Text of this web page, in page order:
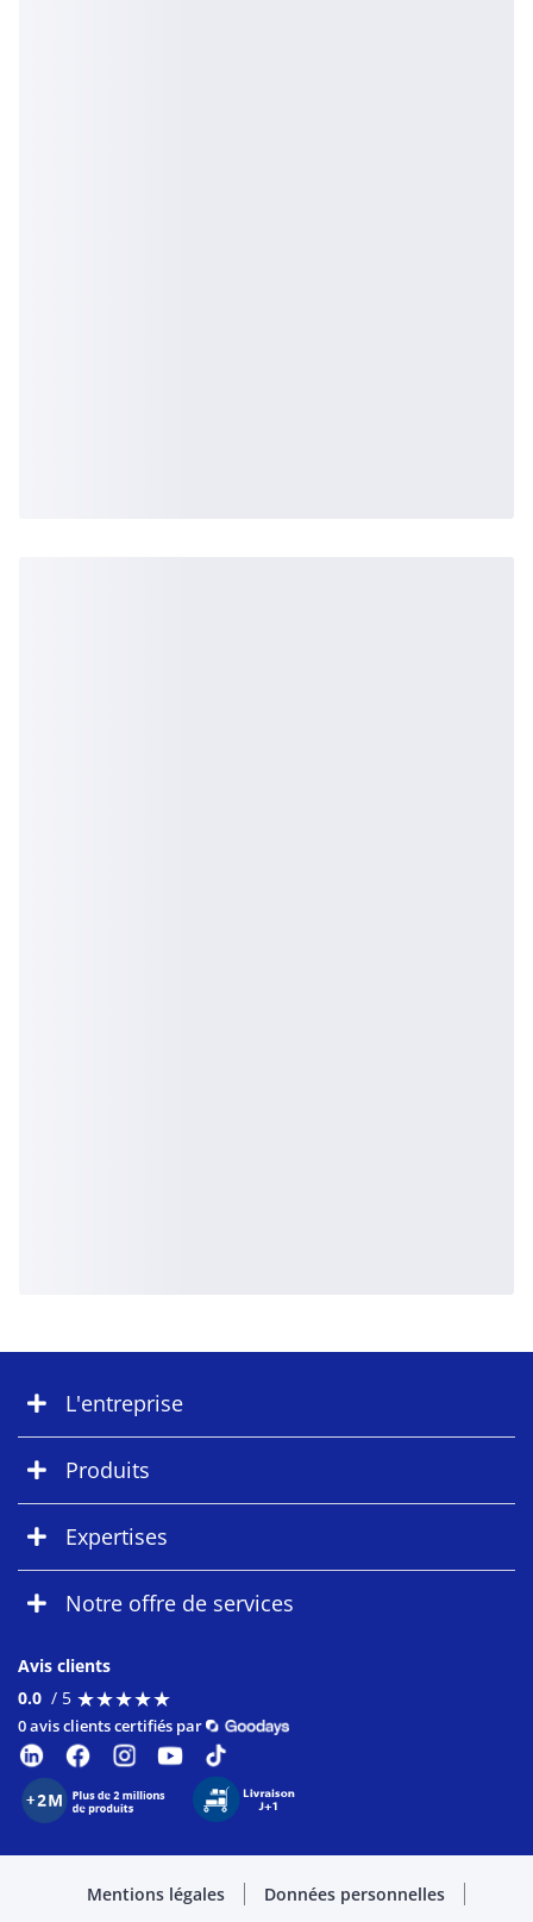
L'entreprise
Produits
Expertises
Notre offre de services
Avis clients
0.0 / 5 ★★★★★
★★★★★
0 avis clients certifiés par
Mentions légales
Données personnelles